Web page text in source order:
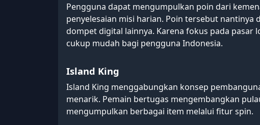
Pengguna dapat mengumpulkan poin dari
penyelesaian misi harian. Poin tersebut nantinya
dompet digital lainnya. Karena fokus pada pasar
cukup mudah bagi pengguna Indonesia.
Island King
Island King menggabungkan konsep
menarik. Pemain bertugas mengembangkan
mengumpulkan berbagai item melalui fitur spin.